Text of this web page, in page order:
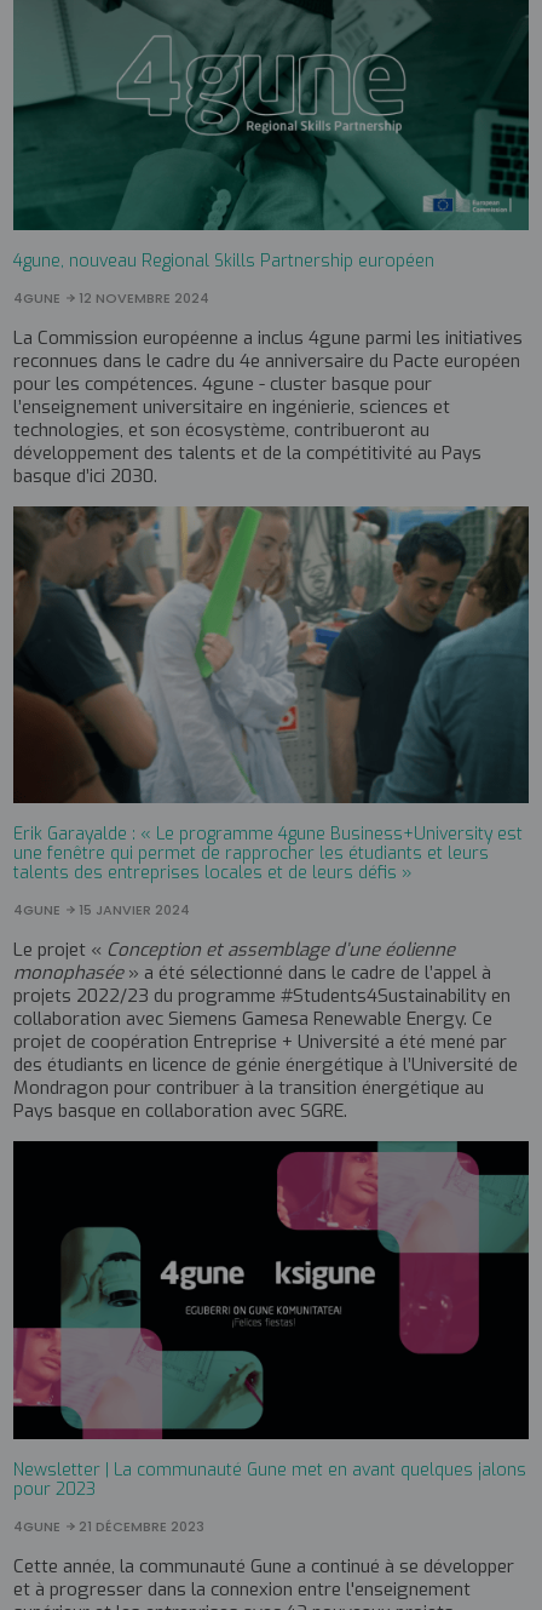
4gune, nouveau Regional Skills Partnership européen
4GUNE 12 NOVEMBRE 2024
La Commission européenne a inclus 4gune parmi les initiatives
reconnues dans le cadre du 4e anniversaire du Pacte européen
pour les compétences. 4gune - cluster basque pour
l’enseignement universitaire en ingénierie, sciences et
technologies, et son écosystème, contribueront au
développement des talents et de la compétitivité au Pays
basque d’ici 2030.
Erik Garayalde : « Le programme 4gune Business+University est
une fenêtre qui permet de rapprocher les étudiants et leurs
talents des entreprises locales et de leurs défis »
4GUNE 15 JANVIER 2024
Le projet « Conception et assemblage d’une éolienne
monophasée» a été sélectionné dans le cadre de l’appel à
projets 2022/23 du programme #Students4Sustainability en
collaboration avec Siemens Gamesa Renewable Energy. Ce
projet de coopération Entreprise + Université a été mené par
des étudiants en licence de génie énergétique à l’Université de
Mondragon pour contribuer à la transition énergétique au
Pays basque en collaboration avec SGRE.
Newsletter | La communauté Gune met en avant quelques jalons
pour 2023
4GUNE 21 DÉCEMBRE 2023
Cette année, la communauté Gune a continué à se développer
et à progresser dans la connexion entre l'enseignement